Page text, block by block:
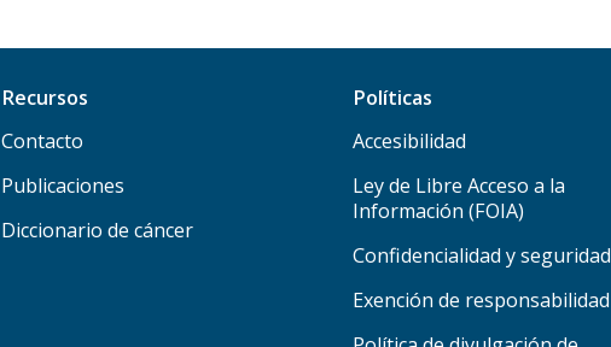
Recursos
Contacto
Publicaciones
Diccionario de cáncer
Políticas
Accesibilidad
Ley de Libre Acceso a la
Información (FOIA)
Confidencialidad y seguridad
Exención de responsabilidad